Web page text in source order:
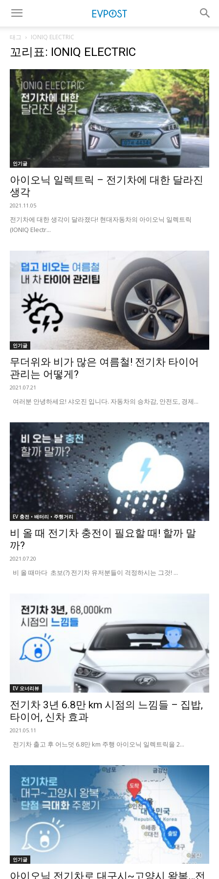
태그 IONIQ ELECTRIC
꼬리표: IONIQ ELECTRIC
인기글
아이오닉 일렉트릭 – 전기차에 대한 달라진
생각
2021.11.05
전기차에 대한 생각이 달라졌다! 현대자동차의 아이오닉 일렉트릭
(IONIQ Electr...
인기글
무더위와 비가 많은 여름철! 전기차 타이어
관리는 어떻게?
2021.07.21
여러분 안녕하세요! 샤오진 입니다. 자동차의 승차감, 안전도, 경제...
EV 충전 • 배터리 • 주행거리
비 올 때 전기차 충전이 필요할 때! 할까 말
까?
2021.07.20
비 올 때마다 초보(?) 전기차 유저분들이 걱정하시는 그것! ...
EV 오너리뷰
전기차 3년 6.8만 km 시점의 느낌들 – 집밥,
타이어, 신차 효과
2021.05.11
전기차 출고 후 어느덧 6.8만 km 주행 아이오닉 일렉트릭을 2...
인기글
아이오닉 전기차로 대구시~고양시 왕복…전